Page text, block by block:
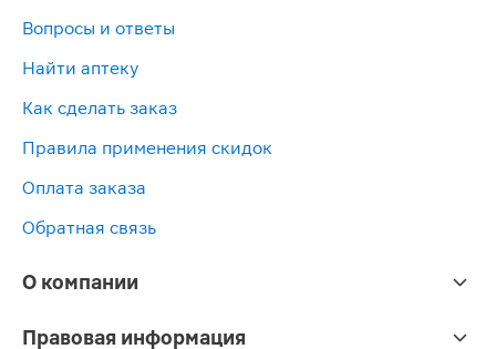
Вопросы и ответы
Найти аптеку
Как сделать заказ
Правила применения скидок
Оплата заказа
Обратная связь
О компании
Правовая информация